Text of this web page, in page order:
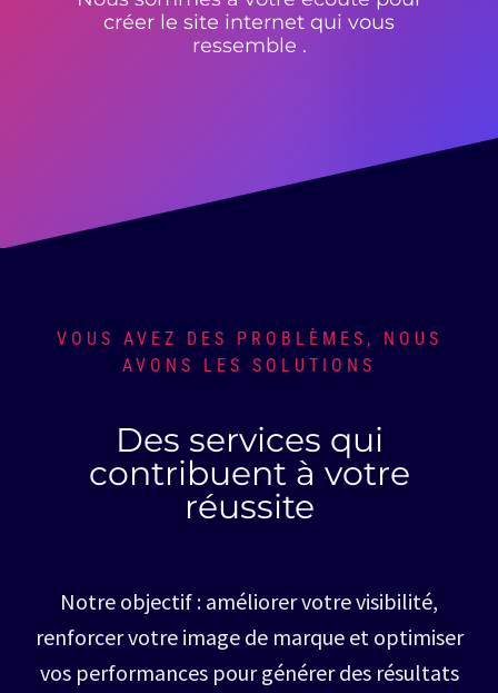
créer le site internet qui vous
ressemble .
VOUS AVEZ DES PROBLÈMES, NOUS
AVONS LES SOLUTIONS
Des services qui
contribuent à votre
réussite
Notre objectif : améliorer votre visibilité,
renforcer votre image de marque et optimiser
vos performances pour générer des résultats